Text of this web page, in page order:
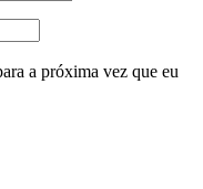
a próxima vez que eu